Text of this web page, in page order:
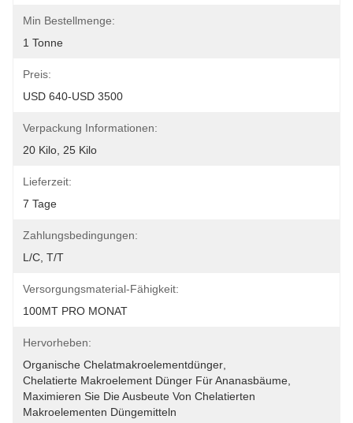
Min Bestellmenge:
1 Tonne
Preis:
USD 640-USD 3500
Verpackung Informationen:
20 Kilo, 25 Kilo
Lieferzeit:
7 Tage
Zahlungsbedingungen:
L/C, T/T
Versorgungsmaterial-Fähigkeit:
100MT PRO MONAT
Hervorheben:
Organische Chelatmakroelementdünger
Chelatierte Makroelement Dünger Für Ananasbäume
Maximieren Sie Die Ausbeute Von Chelatierten
Makroelementen Düngemitteln